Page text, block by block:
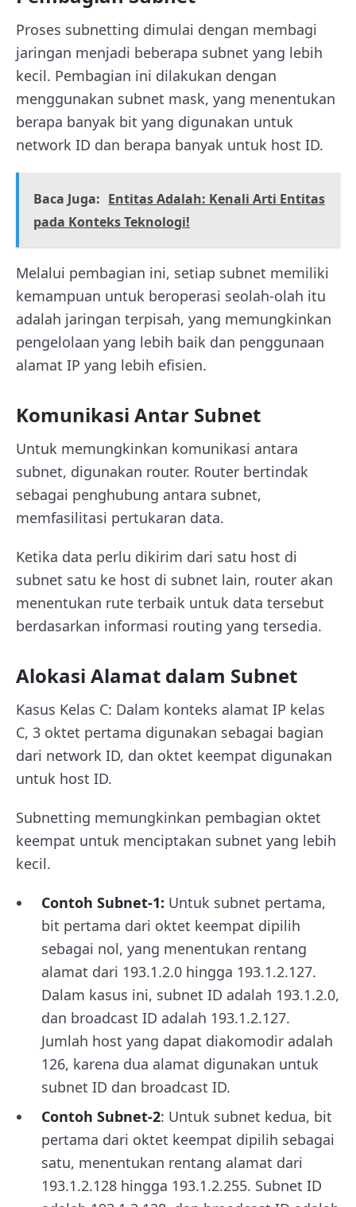
Proses subnetting dimulai dengan membagi
jaringan menjadi beberapa subnet yang lebih
kecil. Pembagian ini dilakukan dengan
menggunakan subnet mask, yang menentukan
berapa banyak bit yang digunakan untuk
network ID dan berapa banyak untuk host ID.
Baca Juga: Entitas Adalah: Kenali Arti Entitas
pada Konteks Teknologi!
Melalui pembagian ini, setiap subnet memiliki
kemampuan untuk beroperasi seolah-olah itu
adalah jaringan terpisah, yang memungkinkan
pengelolaan yang lebih baik dan penggunaan
alamat IP yang lebih efisien.
Komunikasi Antar Subnet
Untuk memungkinkan komunikasi antara
subnet, digunakan router. Router bertindak
sebagai penghubung antara subnet,
memfasilitasi pertukaran data.
Ketika data perlu dikirim dari satu host di
subnet satu ke host di subnet lain, router akan
menentukan rute terbaik untuk data tersebut
berdasarkan informasi routing yang tersedia.
Alokasi Alamat dalam Subnet
Kasus Kelas C: Dalam konteks alamat IP kelas
C, 3 oktet pertama digunakan sebagai bagian
dari network ID, dan oktet keempat digunakan
untuk host ID.
Subnetting memungkinkan pembagian oktet
keempat untuk menciptakan subnet yang lebih
kecil.
Contoh Subnet-1: Untuk subnet pertama,
bit pertama dari oktet keempat dipilih
sebagai nol, yang menentukan rentang
alamat dari 193.1.2.0 hingga 193.1.2.127.
Dalam kasus ini, subnet ID adalah 193.1.2.0,
dan broadcast ID adalah 193.1.2.127.
Jumlah host yang dapat diakomodir adalah
126, karena dua alamat digunakan untuk
subnet ID dan broadcast ID.
Contoh Subnet-2: Untuk subnet kedua, bit
pertama dari oktet keempat dipilih sebagai
satu, menentukan rentang alamat dari
193.1.2.128 hingga 193.1.2.255. Subnet ID